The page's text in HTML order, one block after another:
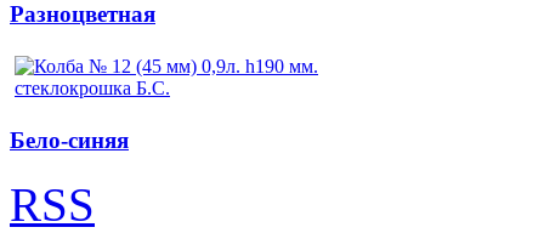
Разноцветная
Бело-синяя
RSS